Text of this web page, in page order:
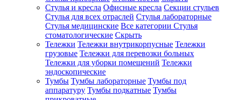
Стулья и кресла Офисные кресла Секции стульев
Стулья для всех отраслей Стулья лабораторные
Стулья медицинские Все категории Стулья
стоматологические Скрыть
Тележки Тележки внутрикорпусные Тележки
грузовые Тележки для перевозки больных
Тележки для уборки помещений Тележки
эндоскопические
Тумбы Тумбы лабораторные Тумбы под
аппаратуру Тумбы подкатные Тумбы